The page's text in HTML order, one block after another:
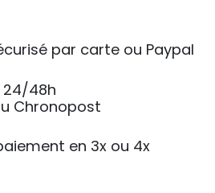
par carte ou Paypal
24/48h
Chronopost
en 3x ou 4x